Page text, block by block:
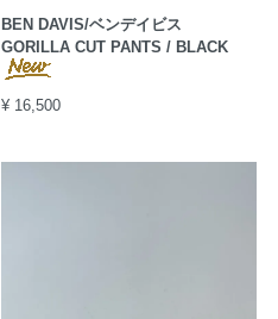
BEN DAVIS/ベンデイビス
GORILLA CUT PANTS / BLACK
¥ 16,500